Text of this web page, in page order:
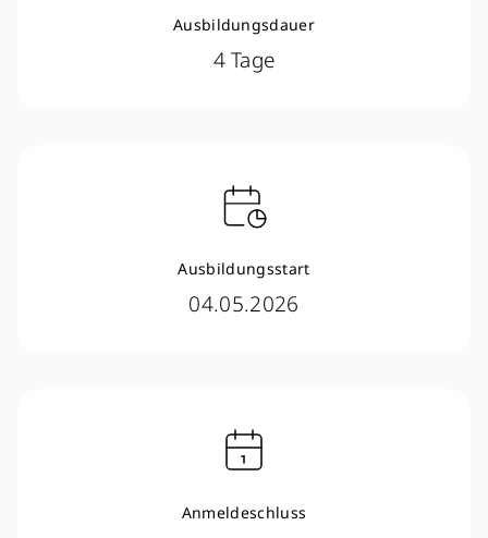
Ausbildungsdauer
4 Tage
Ausbildungsstart
04.05.2026
Anmeldeschluss